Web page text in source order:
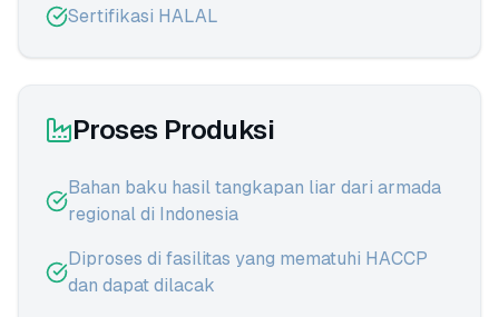
Sertifikasi HALAL
Proses Produksi
Bahan baku hasil tangkapan liar dari armada
regional di Indonesia
Diproses di fasilitas yang mematuhi HACCP
dan dapat dilacak